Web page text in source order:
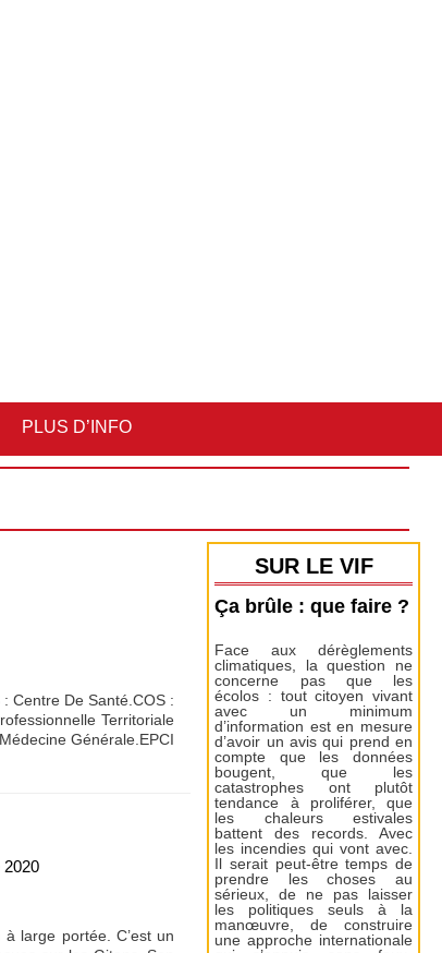
PLUS D’INFO
Centre De Santé.COS :
Territoriale
Générale.EPCI
2020
large portée. C’est un
SUR LE VIF
Ça brûle : que faire ?
Face aux dérèglements
climatiques, la question ne
concerne pas que les
écolos : tout citoyen vivant
avec un minimum
d’information est en mesure
d’avoir un avis qui prend en
compte que les données
bougent, que les
catastrophes ont plutôt
tendance à proliférer, que
les chaleurs estivales
battent des records. Avec
les incendies qui vont avec.
Il serait peut-être temps de
prendre les choses au
sérieux, de ne pas laisser
les politiques seuls à la
manœuvre, de construire
une approche internationale